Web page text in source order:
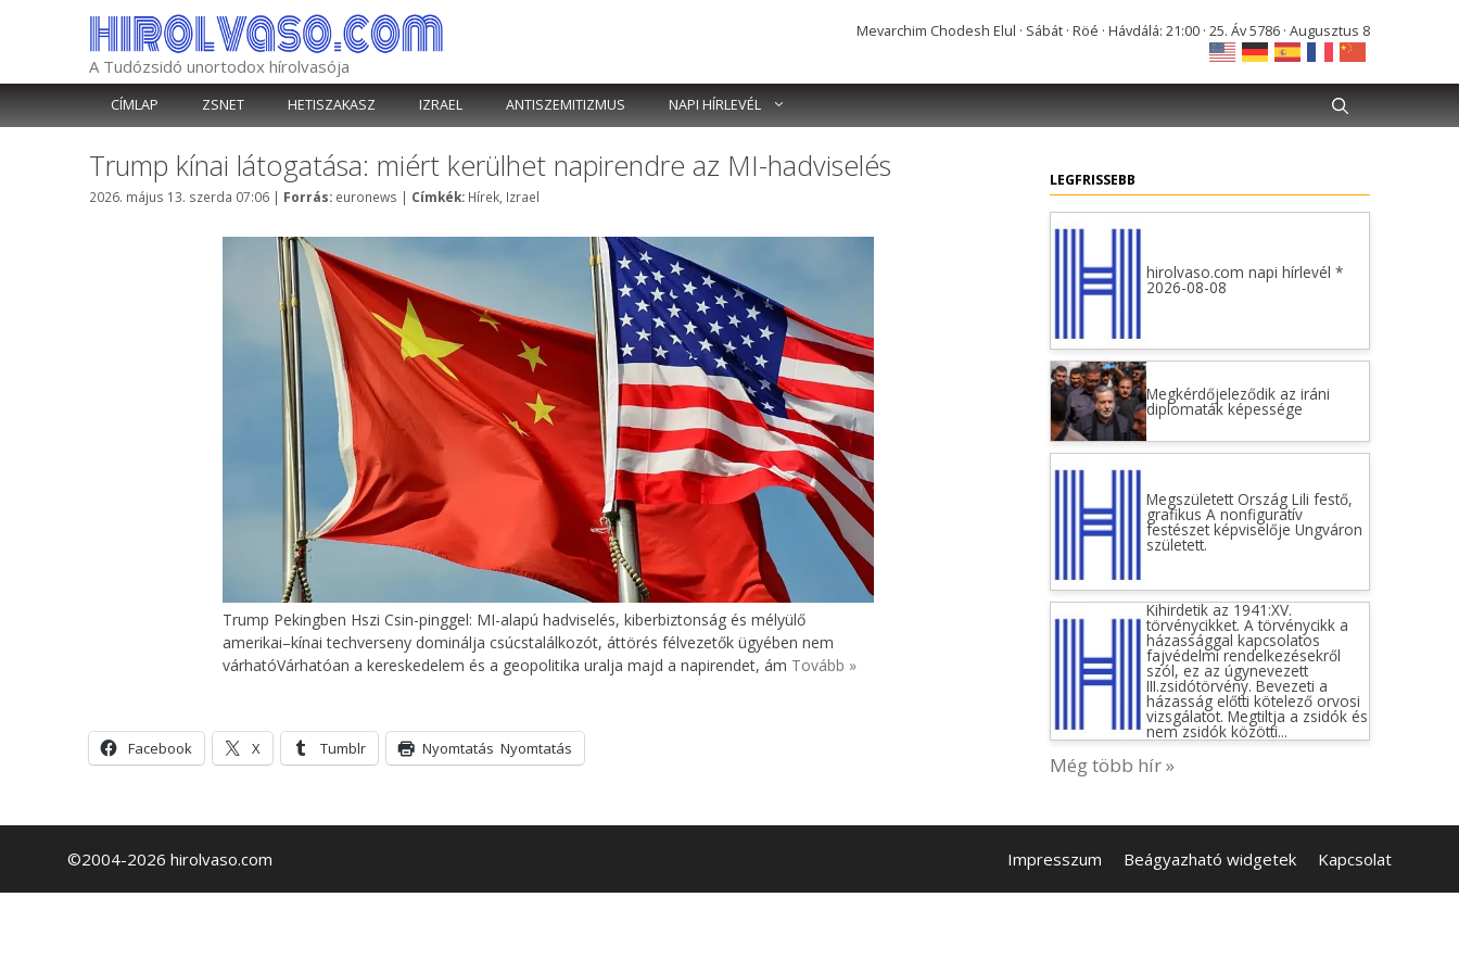
A Tudózsidó unortodox hírolvasója
Mevarchim Chodesh Elul · Sábát · Röé · Hávdálá: 21:00 · 25. Áv 5786 · Augusztus 8
CÍMLAP ZSNET HETISZAKASZ IZRAEL ANTISZEMITIZMUS NAPI HÍRLEVÉL
Trump kínai látogatása: miért kerülhet napirendre az MI-hadviselés
2026. május 13. szerda 07:06 | Forrás: Kategória
euronews | Címkék: Címkék
Hírek Izrael
Trump Pekingben Hszi Csin-pinggel: MI-alapú hadviselés, kiberbiztonság és mélyülő
amerikai–kínai techverseny dominálja csúcstalálkozót, áttörés félvezetők ügyében nem
várhatóVárhatóan a kereskedelem és a geopolitika uralja majd a napirendet, ám Tovább »
Facebook X Tumblr Nyomtatás Nyomtatás
LEGFRISSEBB
hirolvaso.com napi hírlevél *
2026-08-08
Megkérdőjeleződik az iráni
diplomaták képessége
Megszületett Ország Lili festő,
grafikus A nonfiguratív
festészet képviselője Ungváron
született.
Kihirdetik az 1941:XV.
törvénycikket. A törvénycikk a
házassággal kapcsolatos
fajvédelmi rendelkezésekről
szól, ez az úgynevezett
III.zsidótörvény. Bevezeti a
házasság előtti kötelező orvosi
vizsgálatot. Megtiltja a zsidók és
nem zsidók közötti...
Még több hír »
Impresszum Beágyazható widgetek Kapcsolat
©2004-2026 hirolvaso.com